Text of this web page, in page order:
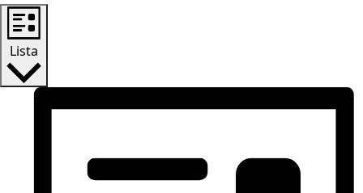
Lista